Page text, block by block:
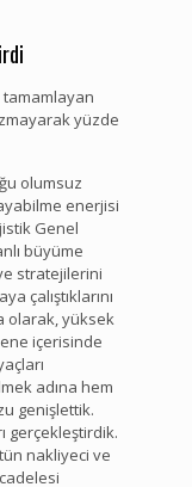
tamamlayan
yüzde
olumsuz
enerjisi
Genel
büyüme
stratejilerini
çalıştıklarını
olarak, yüksek
içerisinde
adına hem
genişlettik.
gerçekleştirdik.
nakliyeci ve